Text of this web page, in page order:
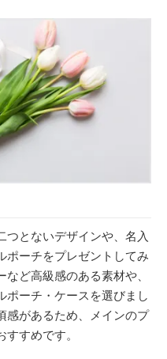
つとないデザインや、名入
ポーチをプレゼントしてみ
ど高級感のある素材や、
ポーチ・ケースを選びまし
感があるため、メインのプ
すめです。